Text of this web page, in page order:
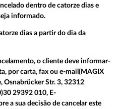
dentro de catorze dias e
informado.
dias a partir do dia da
o cliente deve informar-
por carta, fax ou e-mail(MAGIX
Osnabrücker Str. 3, 32312
29392 010, E-
a sua decisão de cancelar este